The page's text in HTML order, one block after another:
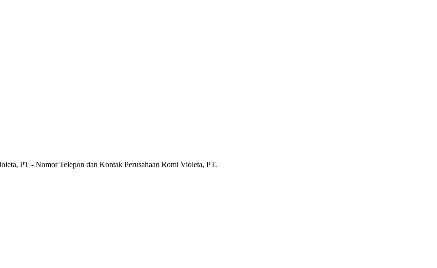
PT - Nomor Telepon dan Kontak Perusahaan Romi Violeta, PT.